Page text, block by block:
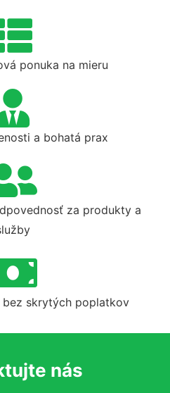
ponuka na mieru
a bohatá prax
za produkty a
bez skrytých poplatkov
nás